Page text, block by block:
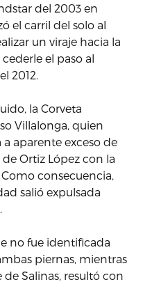
del 2003 en
el carril del solo al
un viraje hacia la
el paso al
2012.
la Corveta
Villalonga, quien
aparente exceso de
Ortiz López con la
consecuencia,
salió expulsada
no fue identificada
piernas, mientras
Salinas, resultó con